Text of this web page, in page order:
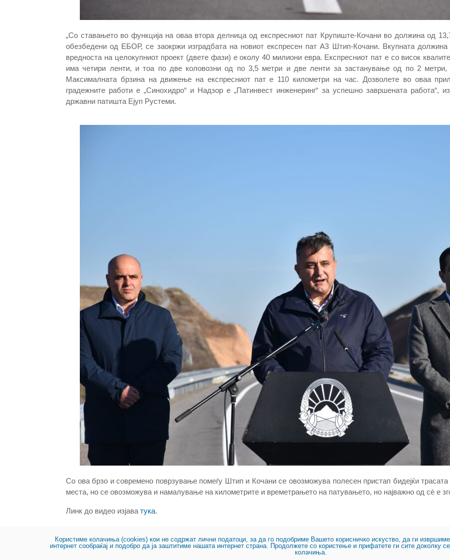
„Со ставањето во функција на оваа втора делница од експресниот пат Крупиште-Кочани во должина од
обезбедени од ЕБОР, се заокржи изградбата на новиот експресен пат А3 Штип-Кочани. Вкупната
вредноста на целокупниот проект (двете фази) е околу 40 милиони евра. Експресниот пат е со висок
има четири ленти, и тоа по две коловозни од по 3,5 метри и две ленти за застанување од по 2
Максималната брзина на движење на експресниот пат е 110 километри на час. Дозволете во оваа
градежните работи е „Синохидро“ и Надзор е „Патинвест инженеринг“ за успешно завршената работа“,
државни патишта Ејуп Рустеми.
Со ова брзо и современо поврзување помеѓу Штип и Кочани се овозможува полесен пристап бидејќи
места, но се овозможува и намалување на километрите и времетрањето на патувањето, но најважно од сѐ е
Линк до видео изјава тука.
Користиме колачиња (cookies) кои не содржат лични податоци, за да го подобриме Вашето корисничко искуство, да ги
интернет сообраќај и подобро да ја заштитиме нашата интернет страна. Продолжете со користење и прифатете ги сите доколку
колачиња.